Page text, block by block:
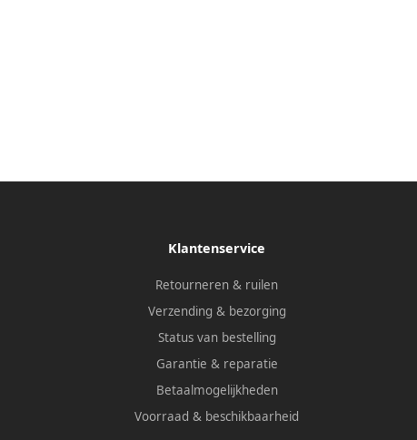
Klantenservice
Retourneren & ruilen
Verzending & bezorging
Status van bestelling
Garantie & reparatie
Betaalmogelijkheden
Voorraad & beschikbaarheid